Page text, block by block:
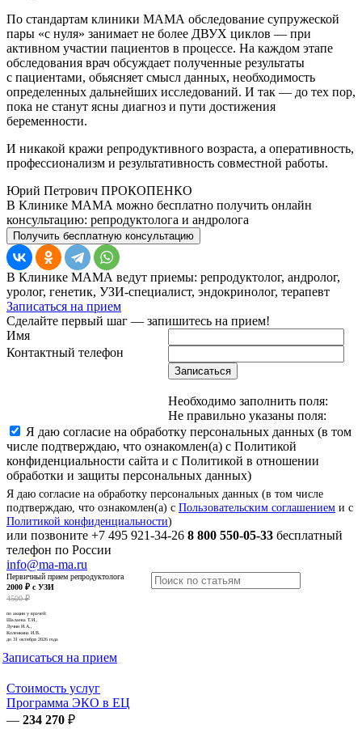
По стандартам клиники МАМА обследование супружеской
пары «с нуля» занимает не более ДВУХ циклов — при
активном участии пациентов в процессе. На каждом этапе
обследования врач обсуждает полученные результаты
с пациентами, обьясняет смысл данных, необходимость
определенных дальнейших исследований. И так — до тех пор,
пока не станут ясны диагноз и пути достижения
беременности.
И никакой кражи репродуктивного возраста, а оперативность,
профессионализм и результативность совместной работы.
Юрий Петрович ПРОКОПЕНКО
В Клинике МАМА можно бесплатно получить онлайн
консультацию: репродуктолога и андролога
Получить бесплатную консультацию
В Клинике МАМА ведут приемы: репродуктолог, андролог,
уролог, генетик, УЗИ-специалист, эндокринолог, терапевт
Записаться на прием
Сделайте первый шаг — запишитесь на прием!
Имя
Контактный телефон
Записаться
Необходимо заполнить поля:
Не правильно указаны поля:
Я даю согласие на обработку персональных данных (в том
числе подтверждаю, что ознакомлен(а) с Политикой
конфиденциальности сайта и с Политикой в отношении
обработки и защиты персональных данных)
Я даю согласие на обработку персональных данных (в том числе
подтверждаю, что ознакомлен(а) с Пользовательским соглашением и с
Политикой конфиденциальности)
или позвоните +7 495 921-34-26 8 800 550-05-33 бесплатный
телефон по России
info@ma-ma.ru
Первичный прием репродуктолога
2000 ₽ с УЗИ
4500 ₽
по акции у врачей:
Шалаева Т.И.,
Лучин И.А.,
Коленкина И.В.
до 31 октября 2026 года
Записаться на прием
Стоимость услуг
Программа ЭКО в ЕЦ
— 234 270 ₽